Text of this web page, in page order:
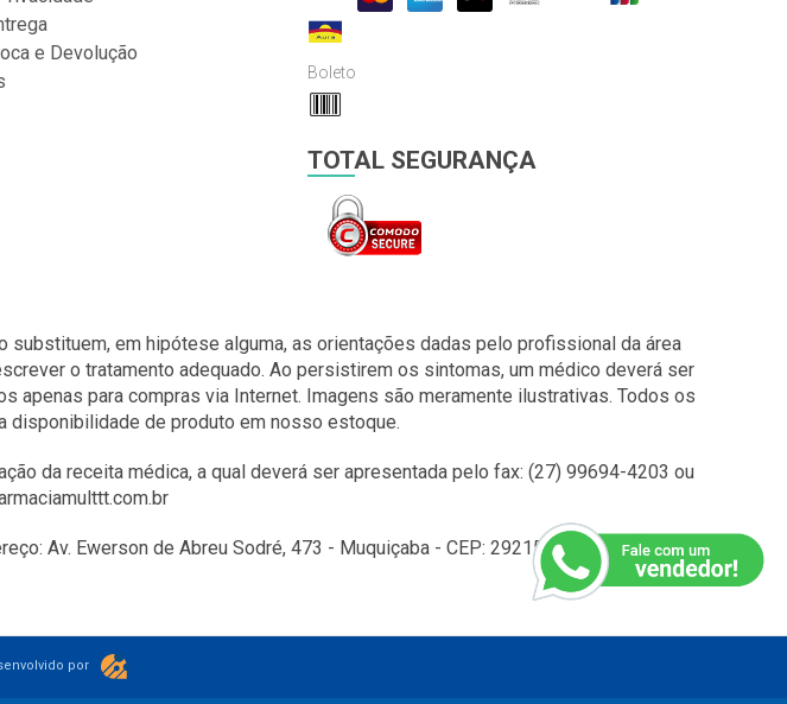
e Devolução
Boleto
TOTAL SEGURANÇA
em hipótese alguma, as orientações dadas pelo profissional da área
o tratamento adequado. Ao persistirem os sintomas, um médico deverá ser
para compras via Internet. Imagens são meramente ilustrativas. Todos os
de produto em nosso estoque.
da receita médica, a qual deverá ser apresentada pelo fax: (27) 99694-4203 ou
Av. Ewerson de Abreu Sodré, 473 - Muquiçaba - CEP: 29215010 - Guarapari - ES
por